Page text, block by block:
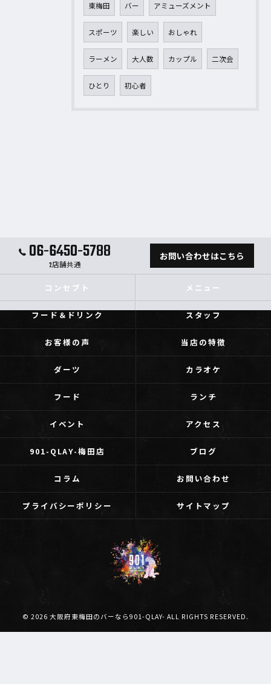
東梅田 バー アミューズメント
スポーツ 楽しい おしゃれ
ラーメン 大人数 カップル 二次会
ひとり 初心者
06-6450-5788
2店舗共通
お問い合わせはこちら
コンセプト メニュー
フード＆ドリンク スタッフ
お客様の声 当店の特徴
ダーツ カラオケ
フード ランチ
イベント アクセス
901-QLAY-梅田店 ブログ
コラム お問い合わせ
プライバシーポリシー サイトマップ
© 2026 大阪府東梅田のバーなら901-QLAY- ALL RIGHTS RESERVED.